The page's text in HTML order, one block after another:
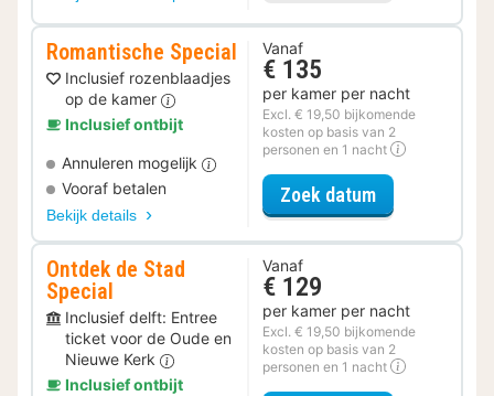
Romantische Special
Inclusief rozenblaadjes
op de kamer
Inclusief ontbijt
Annuleren mogelijk
Vooraf betalen
Bekijk details
Vanaf
€ 135
per kamer per nacht
Excl. € 19,50 bijkomende
kosten op basis van 2
personen en 1 nacht
Zoek datumvoor
Ontdek de Stad
Special
Inclusief delft: Entree
ticket voor de Oude en
Nieuwe Kerk
Inclusief ontbijt
Vanaf
€ 129
per kamer per nacht
Excl. € 19,50 bijkomende
kosten op basis van 2
personen en 1 nacht